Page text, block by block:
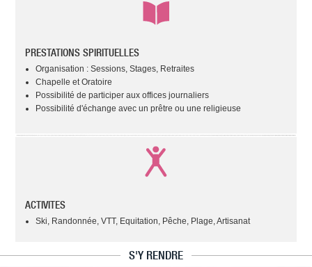
PRESTATIONS SPIRITUELLES
Organisation : Sessions, Stages, Retraites
Chapelle et Oratoire
Possibilité de participer aux offices journaliers
Possibilité d'échange avec un prêtre ou une religieuse
ACTIVITES
Ski, Randonnée, VTT, Equitation, Pêche, Plage, Artisanat
S'Y RENDRE